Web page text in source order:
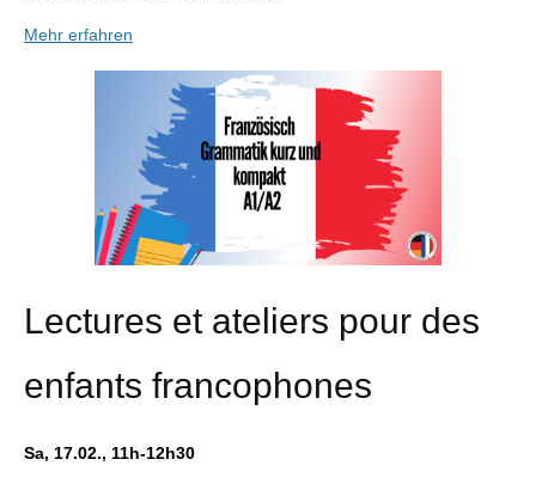
Mehr erfahren
Lectures et ateliers pour des
enfants francophones
Sa, 17.02., 11h-12h30